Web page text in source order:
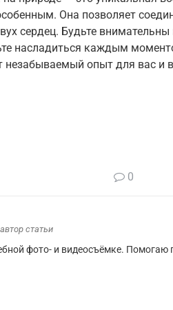
Она позволяет
сердец. Будьте
насладиться каждым
незабываемый опыт для вас и
0
статьи
фото- и видеосъёмке.